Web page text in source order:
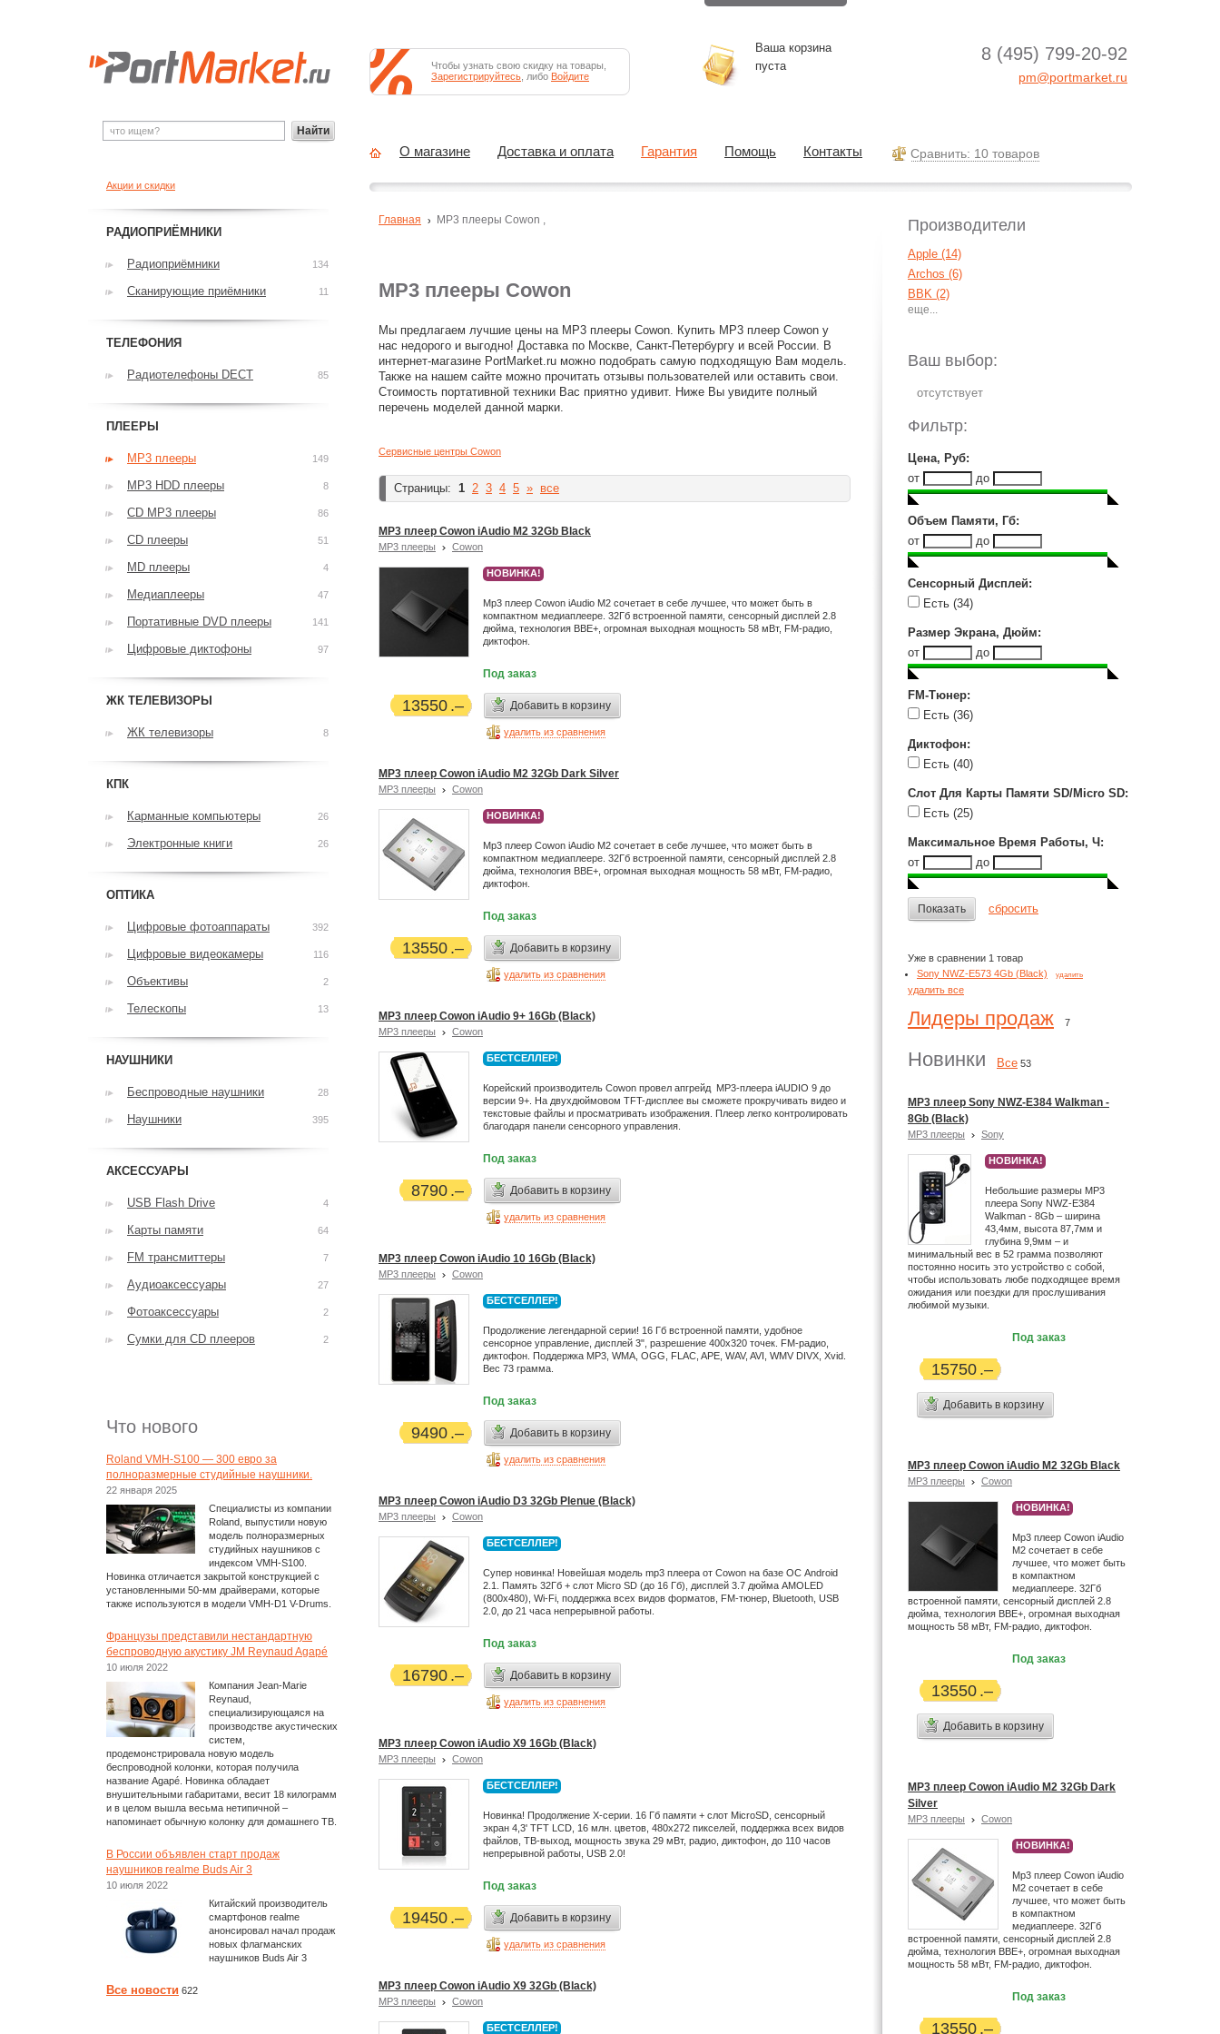
MP3 плееры Cowon
Мы предлагаем лучшие цены на MP3 плееры Cowon. Купить MP3 плеер Cowon у
нас недорого и выгодно! Доставка по Москве, Санкт-Петербургу и всей России. В
интернет-магазине PortMarket.ru можно подобрать самую подходящую Вам модель.
Также на нашем сайте можно прочитать отзывы пользователей или оставить свои.
Стоимость портативной техники Вас приятно удивит. Ниже Вы увидите полный
перечень моделей данной марки.
Сервисные центры Cowon
Страницы: 1 2 3 4 5 » все
MP3 плеер Cowon iAudio M2 32Gb Black
MP3 плееры Cowon
НОВИНКА!
Mp3 плеер Cowon iAudio М2 сочетает в себе лучшее, что может быть в
компактном медиаплеере. 32Гб встроенной памяти, сенсорный дисплей 2.8
дюйма, технология BBE+, огромная выходная мощность 58 мВт, FM-радио,
диктофон.
Под заказ
13550 Добавить в корзину
удалить из сравнения
MP3 плеер Cowon iAudio M2 32Gb Dark Silver
MP3 плееры Cowon
НОВИНКА!
Mp3 плеер Cowon iAudio М2 сочетает в себе лучшее, что может быть в
компактном медиаплеере. 32Гб встроенной памяти, сенсорный дисплей 2.8
дюйма, технология BBE+, огромная выходная мощность 58 мВт, FM-радио,
диктофон.
Под заказ
13550 Добавить в корзину
удалить из сравнения
MP3 плеер Cowon iAudio 9+ 16Gb (Black)
MP3 плееры Cowon
БЕСТСЕЛЛЕР!
Корейский производитель Cowon провел апгрейд MP3-плеера iAUDIO 9 до
версии 9+. На двухдюймовом TFT-дисплее вы сможете прокручивать видео и
текстовые файлы и просматривать изображения. Плеер легко контролировать
благодаря панели сенсорного управления.
Под заказ
8790 Добавить в корзину
удалить из сравнения
MP3 плеер Cowon iAudio 10 16Gb (Black)
MP3 плееры Cowon
БЕСТСЕЛЛЕР!
Продолжение легендарной серии! 16 Гб встроенной памяти, удобное
сенсорное управление, дисплей 3", разрешение 400x320 точек. FM-радио,
диктофон. Поддержка MP3, WMA, OGG, FLAC, APE, WAV, AVI, WMV DIVX, Xvid.
Вес 73 грамма.
Под заказ
9490 Добавить в корзину
удалить из сравнения
MP3 плеер Cowon iAudio D3 32Gb Plenue (Black)
MP3 плееры Cowon
БЕСТСЕЛЛЕР!
Супер новинка! Новейшая модель mp3 плеера от Cowon на базе ОС Android
2.1. Память 32Гб + слот Micro SD (до 16 Гб), дисплей 3.7 дюйма AMOLED
(800x480), Wi-Fi, поддержка всех видов форматов, FM-тюнер, Bluetooth, USB
2.0, до 21 часа непрерывной работы.
Под заказ
16790 Добавить в корзину
удалить из сравнения
MP3 плеер Cowon iAudio X9 16Gb (Black)
MP3 плееры Cowon
БЕСТСЕЛЛЕР!
Новинка! Продолжение X-серии. 16 Гб памяти + слот MicroSD, сенсорный
экран 4,3' TFT LCD, 16 млн. цветов, 480x272 пикселей, поддержка всех видов
файлов, ТВ-выход, мощность звука 29 мВт, радио, диктофон, до 110 часов
непрерывной работы, USB 2.0!
Под заказ
19450 Добавить в корзину
удалить из сравнения
MP3 плеер Cowon iAudio X9 32Gb (Black)
MP3 плееры Cowon
БЕСТСЕЛЛЕР!
Главная MP3 плееры Cowon , Производители
Apple (14)
Archos (6)
BBK (2)
Cowon (44)
Explay (3)
IconBit (5)
Oysters (1)
Philips (3)
Qumo (1)
Ritmix (15)
RoverMedia (1)
Samsung (6)
Sandisk (1)
Texet (6)
Transcend (1)
Ваш выбор:
Фильтр:
Цена, Руб:
от
до
Объем Памяти, Гб:
от
до
Сенсорный Дисплей:
Есть (34)
Размер Экрана, Дюйм:
от
до
FM-Тюнер:
Есть (36)
Диктофон:
Есть (40)
Слот Для Карты Памяти SD/Micro SD:
Есть (25)
Максимальное Время Работы, Ч :
от
до
Показать сбросить
Уже в сравнении 1 товар
Sony NWZ-E573 4Gb (Black)
удалить
удалить все
Лидеры продаж 7
Новинки Все 53
MP3 плеер Sony NWZ-E384 Walkman -
8Gb (Black)
MP3 плееры Sony
НОВИНКА!
Небольшие размеры MP3
плеера Sony NWZ-E384
Walkman - 8Gb – ширина
43,4мм, высота 87,7мм и
глубина 9,9мм – и
минимальный вес в 52 грамма позволяют
постоянно носить это устройство с собой,
чтобы использовать любе подходящее время
ожидания или поездки для прослушивания
любимой музыки.
Под заказ
15750
Добавить в корзину
MP3 плеер Cowon iAudio M2 32Gb Black
MP3 плееры Cowon
НОВИНКА!
Mp3 плеер Cowon iAudio
М2 сочетает в себе
лучшее, что может быть
в компактном
медиаплеере. 32Гб
встроенной памяти, сенсорный дисплей 2.8
дюйма, технология BBE+, огромная выходная
мощность 58 мВт, FM-радио, диктофон.
Под заказ
13550
Добавить в корзину
MP3 плеер Cowon iAudio M2 32Gb Dark
Silver
MP3 плееры Cowon
НОВИНКА!
Mp3 плеер Cowon iAudio
М2 сочетает в себе
лучшее, что может быть
в компактном
медиаплеере. 32Гб
встроенной памяти, сенсорный дисплей 2.8
дюйма, технология BBE+, огромная выходная
мощность 58 мВт, FM-радио, диктофон.
Под заказ
13550
Акции и скидки
РАДИОПРИЁМНИКИ
Радиоприёмники 134
Сканирующие приёмники 11
ТЕЛЕФОНИЯ
Радиотелефоны DECT 85
ПЛЕЕРЫ
MP3 плееры 149
MP3 HDD плееры 8
CD MP3 плееры 86
CD плееры 51
MD плееры 4
Медиаплееры 47
Портативные DVD плееры 141
Цифровые диктофоны 97
ЖК ТЕЛЕВИЗОРЫ
ЖК телевизоры 8
КПК
Карманные компьютеры 26
Электронные книги 26
ОПТИКА
Цифровые фотоаппараты 392
Цифровые видеокамеры 116
Объективы 2
Телескопы 13
НАУШНИКИ
Беспроводные наушники 28
Наушники 395
АКСЕССУАРЫ
USB Flash Drive 4
Карты памяти 64
FM трансмиттеры 7
Аудиоаксессуары 27
Фотоаксессуары 2
Сумки для CD плееров 2
Что нового
Roland VMH-S100 — 300 евро за
полноразмерные студийные наушники.
22 января 2025
Специалисты из компании
Roland, выпустили новую
модель полноразмерных
студийных наушников с
индексом VMH-S100.
Новинка отличается закрытой конструкцией с
установленными 50-мм драйверами, которые
также используются в модели VMH-D1 V-Drums.
Французы представили нестандартную
беспроводную акустику JM Reynaud Agapé
10 июля 2022
Компания Jean-Marie
Reynaud,
специализирующаяся на
производстве акустических
систем,
продемонстрировала новую модель
беспроводной колонки, которая получила
название Agapé. Новинка обладает
внушительными габаритами, весит 18 килограмм
и в целом вышла весьма нетипичной –
напоминает обычную колонку для домашнего ТВ.
В России объявлен старт продаж
наушников realme Buds Air 3
10 июля 2022
Китайский производитель
смартфонов realme
анонсировал начал продаж
новых флагманских
наушников Buds Air 3
Все новости 622
Найти
Чтобы узнать свою скидку на товары,
Зарегистрируйтесь , либо Войдите
Ваша корзина
пуста
8 (495) 799-20-92
pm@portmarket.ru
О магазине Доставка и оплата Гарантия Помощь Контакты Cравнить: 10 товаров